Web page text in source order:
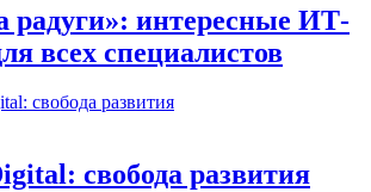
радуги»: интересные ИТ-
всех специалистов
свобода развития